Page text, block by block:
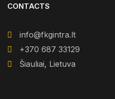
CONTACTS
info@fkgintra.lt
+370 687 33129
Šiauliai, Lietuva